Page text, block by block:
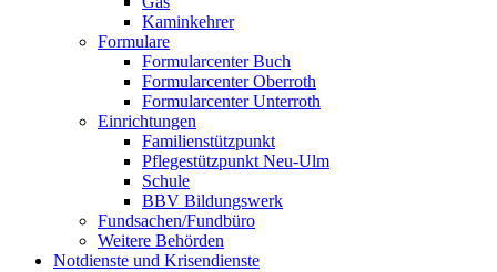
Kaminkehrer
Formulare
Formularcenter Buch
Formularcenter Oberroth
Formularcenter Unterroth
Einrichtungen
Familienstützpunkt
Pflegestützpunkt Neu-Ulm
Schule
BBV Bildungswerk
Fundsachen/Fundbüro
Weitere Behörden
Notdienste und Krisendienste